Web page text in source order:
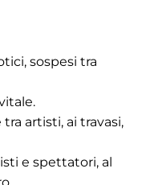
sospesi tra
artisti, ai travasi,
e spettatori, al